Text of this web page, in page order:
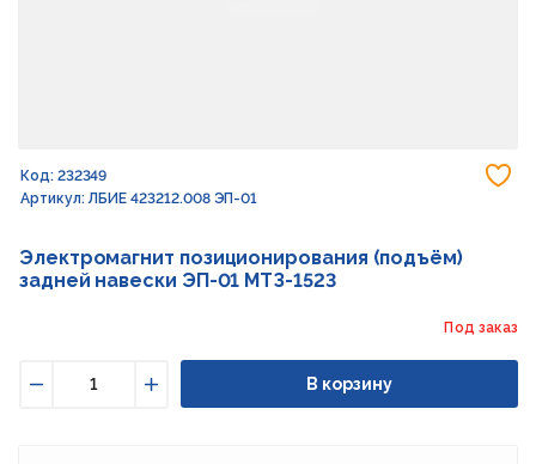
Код: 232349
Артикул: ЛБИЕ 423212.008 ЭП-01
Электромагнит позиционирования (подъём)
задней навески ЭП-01 МТЗ-1523
Под заказ
Увеличить
В корзину